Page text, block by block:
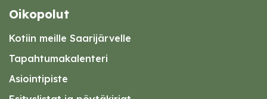
Oikopolut
Kotiin meille Saarijärvelle
Tapahtumakalenteri
Asiointipiste